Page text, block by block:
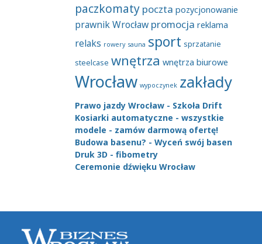
paczkomaty poczta pozycjonowanie
prawnik Wrocław promocja reklama
relaks rowery sauna sport sprzatanie
steelcase wnętrza wnętrza biurowe
Wrocław wypoczynek zakłady
Prawo jazdy Wrocław - Szkoła Drift
Kosiarki automatyczne - wszystkie
modele - zamów darmową ofertę!
Budowa basenu? - Wyceń swój basen
Druk 3D - fibometry
Ceremonie dźwięku Wrocław